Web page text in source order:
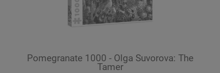
Pomegranate 1000 - Olga Suvorova: The
Tamer